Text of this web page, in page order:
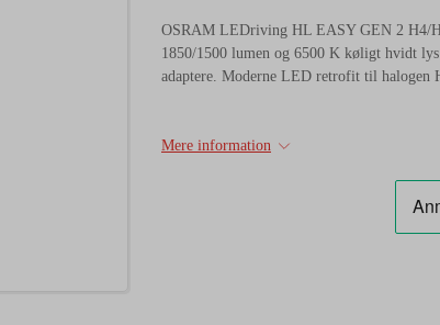
OSRAM LEDriving HL EASY GEN 2 H4/
1850/1500 lumen og 6500 K køligt hvidt
adaptere. Moderne LED retrofit til halogen
Mere information